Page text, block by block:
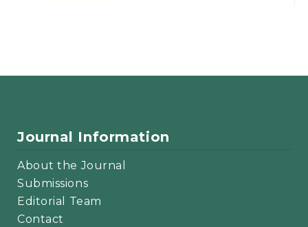
Journal Information
About the Journal
Submissions
Editorial Team
Contact